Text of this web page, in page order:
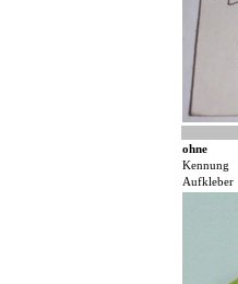
ohne
Kennung
Aufkleber